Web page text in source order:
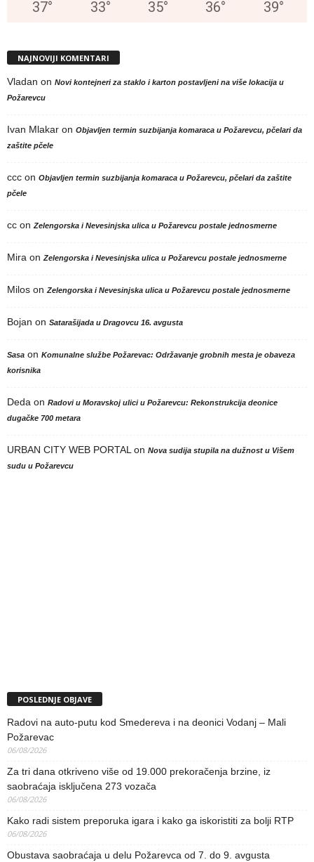
37° 33° 35° 36° 39°
NAJNOVIJI KOMENTARI
Vladan on Novi kontejneri za staklo i karton postavljeni na više lokacija u
Požarevcu
Ivan Mlakar on Objavljen termin suzbijanja komaraca u Požarevcu, pčelari da
zaštite pčele
ccc on Objavljen termin suzbijanja komaraca u Požarevcu, pčelari da zaštite
pčele
cc on Zelengorska i Nevesinjska ulica u Požarevcu postale jednosmerne
Mira on Zelengorska i Nevesinjska ulica u Požarevcu postale jednosmerne
Milos on Zelengorska i Nevesinjska ulica u Požarevcu postale jednosmerne
Bojan on Satarašijada u Dragovcu 16. avgusta
Sasa on Komunalne službe Požarevac: Održavanje grobnih mesta je obaveza
korisnika
Deda on Radovi u Moravskoj ulici u Požarevcu: Rekonstrukcija deonice
dugačke 700 metara
URBAN CITY WEB PORTAL on Nova sudija stupila na dužnost u Višem
sudu u Požarevcu
POSLEDNJE OBJAVE
Radovi na auto-putu kod Smedereva i na deonici Vodanj – Mali
Požarevac
06/08/2026
Za tri dana otkriveno više od 19.000 prekoračenja brzine, iz
saobraćaja isključena 273 vozača
06/08/2026
Kako radi sistem preporuka igara i kako ga iskoristiti za bolji RTP
06/08/2026
Obustava saobraćaja u delu Požarevca od 7. do 9. avgusta